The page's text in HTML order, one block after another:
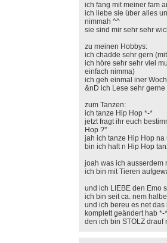
ich fang mit meiner fam
ich liebe sie über alles
nimmah ^^
sie sind mir sehr sehr
zu meinen Hobbys:
ich chadde sehr gern
ich höre sehr sehr viel
einfach nimma)
ich geh einmal iner
&nD ich Lese sehr gerne
zum Tanzen:
ich tanze Hip Hop *-*
jetzt fragt ihr euch
Hop ?''
jah ich tanze Hip Hop na
bin ich halt n Hip Hop
joah was ich ausserdem
ich bin mit Tieren
und ich LIEBE den Emo
ich bin seit ca. nem
und ich bereu es net
komplett geändert hab *-*
den ich bin STOLZ drauf